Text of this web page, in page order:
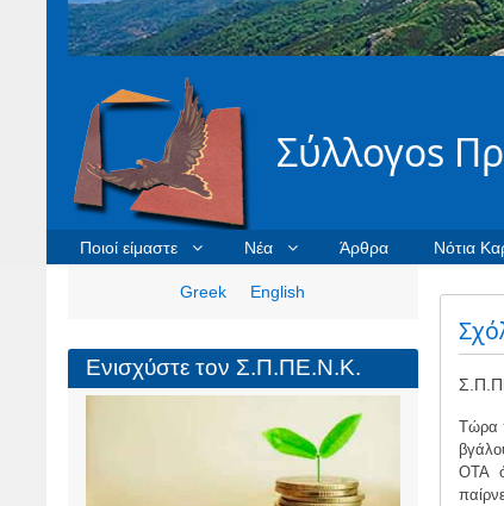
Σύλλογοs
Ποιοί είμαστε Νέα Άρθρα Νότια
Tώρα
ΟΤΑ
Greek English
Ενισχύστε τον Σ.Π.ΠΕ.Ν.Κ.